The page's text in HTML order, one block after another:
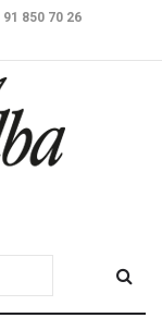
91 850 70 26